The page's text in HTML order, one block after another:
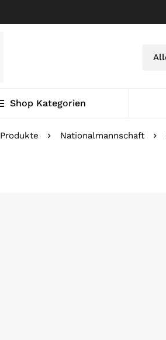
Shop Kategorien
Produkte Nationalmannschaft